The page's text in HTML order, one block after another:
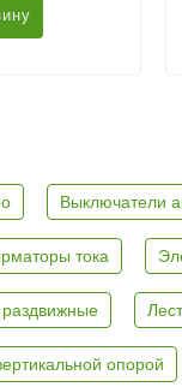
Выключатели
тока
опорой